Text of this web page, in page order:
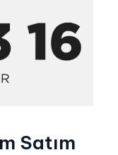
Satım